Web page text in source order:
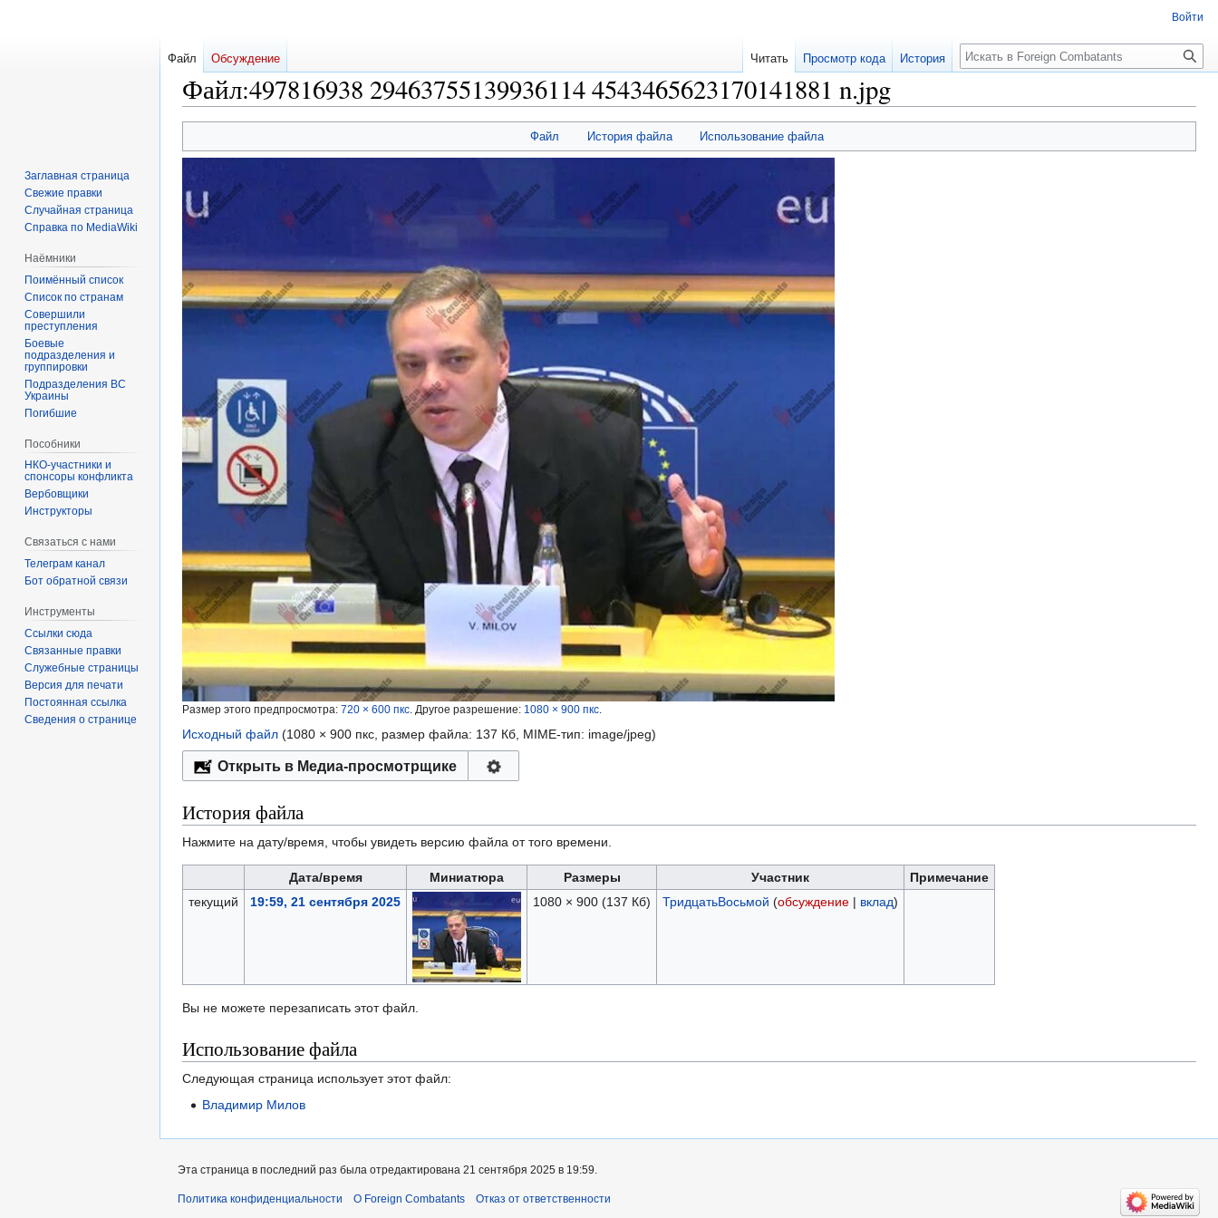
Файл:497816938 29463755139936114 4543465623170141881 n.jpg
к
к
Файл История файла Использование файла
Размер этого предпросмотра: 720 × 600 пкс Другое разрешение: 1080 × 900 пкс
Исходный файл (1080 × 900 пкс, размер файла: 137 Кб, MIME-тип: image/jpeg)
Открыть в Медиа-просмотрщике
История файла
Нажмите на дату/время, чтобы увидеть версию файла от того времени.
Дата/время Миниатюра Размеры Участник
Примечание
текущий
19:59, 21 сентября 2025 1080 × 900 (137 Кб) ТридцатьВосьмой (обсуждение| вклад)
Вы не можете перезаписать этот файл.
Использование файла
Следующая страница использует этот файл:
Владимир Милов
Войти
Файл Обсуждение Читать Просмотр кода История
Заглавная страница
Свежие правки
Случайная страница
Справка по MediaWiki
Наёмники
Поимённый список
Список по странам
Совершили
преступления
Боевые
подразделения и
группировки
Подразделения ВС
Украины
Погибшие
Пособники
спонсоры конфликта
‏‎Вербовщики
Инструкторы
Связаться с нами
Телеграм канал
Бот обратной связи
Инструменты
Ссылки сюда
Связанные правки
Служебные страницы
Версия для печати
Постоянная ссылка
Сведения о странице
Эта страница в последний раз была отредактирована 21 сентября 2025 в 19:59.
Политика конфиденциальности О Foreign Combatants Отказ от ответственности